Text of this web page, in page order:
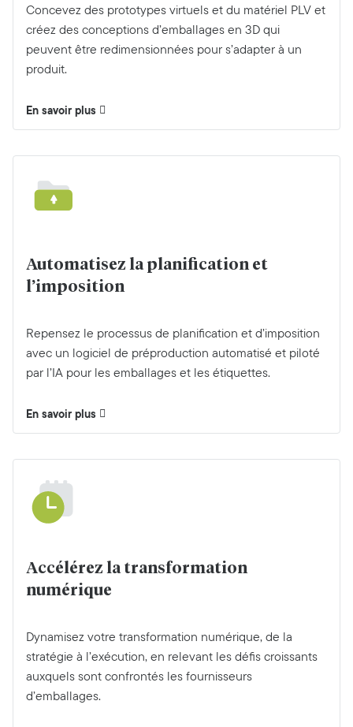
Concevez des prototypes virtuels et du matériel PLV et
créez des conceptions d’emballages en 3D qui
peuvent être redimensionnées pour s’adapter à un
produit.
En savoir plus
Automatisez la planification et
l’imposition
Repensez le processus de planification et d’imposition
avec un logiciel de préproduction automatisé et piloté
par l’IA pour les emballages et les étiquettes.
En savoir plus
Accélérez la transformation
numérique
Dynamisez votre transformation numérique, de la
stratégie à l’exécution, en relevant les défis croissants
auxquels sont confrontés les fournisseurs
d’emballages.